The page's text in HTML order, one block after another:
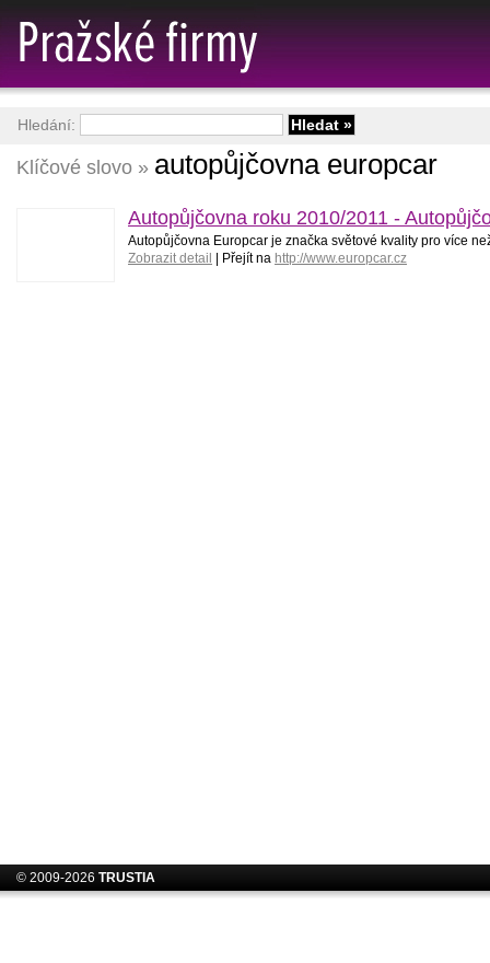
Klíčové slovo » autopůjčovna europcar
Autopůjčovna roku 2010/2011 -
Autopůjčovna Europcar je značka světové kvality pro více
Zobrazit detail
| Přejít na http://www.europcar.cz
Hledání:
© 2009-2026 TRUSTIA